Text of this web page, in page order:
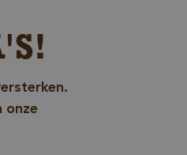
onze
auf Quer-Site-
Anforderungen (CSRF) zu
verhindern, um
sicherzustellen, dass nur